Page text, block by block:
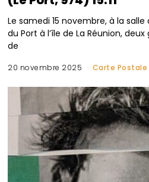
Le samedi 15 novembre, à la
du Port à l’île de La Réunion,
de
20 novembre 2025 Carte Postale